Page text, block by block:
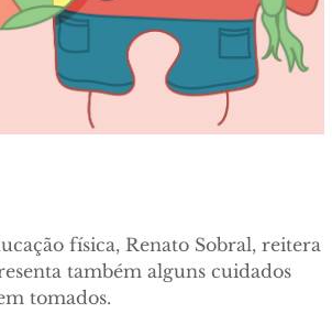
física, Renato Sobral, reitera
também alguns cuidados
tomados.